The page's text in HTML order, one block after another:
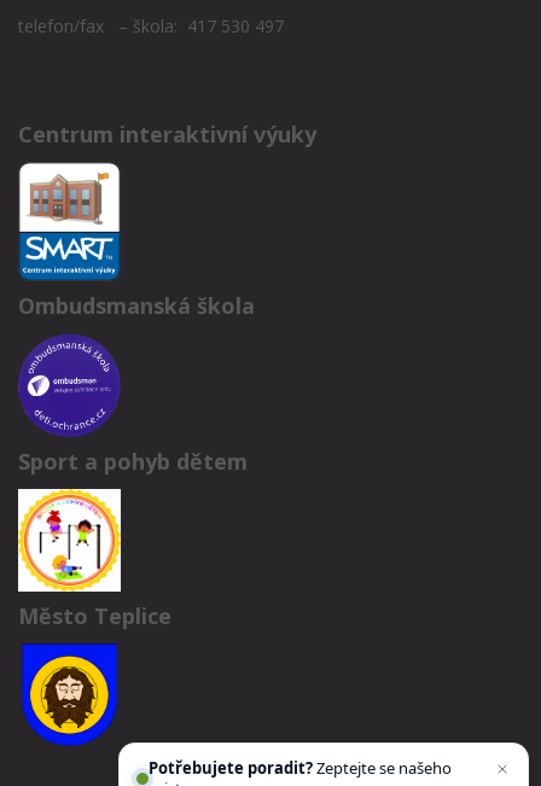
telefon/fax – škola: 417 530 497
Centrum interaktivní výuky
Ombudsmanská škola
Sport a pohyb dětem
Město Teplice
Potřebujete poradit?Zeptejte se našeho